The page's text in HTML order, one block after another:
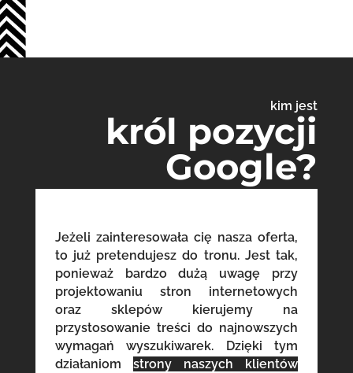
kim jest
król pozycji
Google?
Jeżeli zainteresowała cię nasza oferta,
to już pretendujesz do tronu. Jest tak,
ponieważ bardzo dużą uwagę przy
projektowaniu stron internetowych
oraz sklepów kierujemy na
przystosowanie treści do najnowszych
wymagań wyszukiwarek. Dzięki tym
działaniom strony naszych klientów